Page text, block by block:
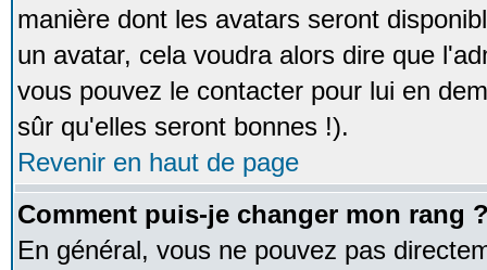
manière dont les avatars seront
un avatar, cela voudra alors dire que
vous pouvez le contacter pour lui en
sûr qu'elles seront bonnes !).
Revenir en haut de page
Comment puis-je changer mon rang
En général, vous ne pouvez pas